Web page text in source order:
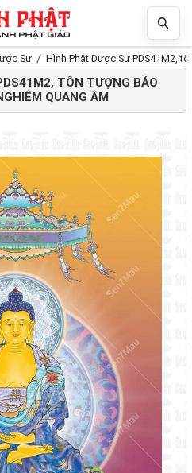
Sư Hình Phật Dược Sư PDS41M2,
TÔN TƯỢNG BẢO
QUANG ÂM